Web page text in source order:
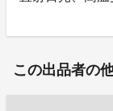
この出品者の